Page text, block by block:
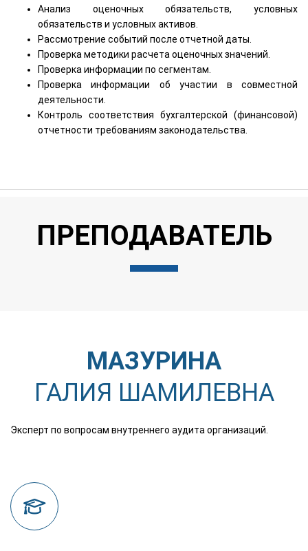
Анализ оценочных обязательств, условных
обязательств и условных активов.
Рассмотрение событий после отчетной даты.
Проверка методики расчета оценочных значений.
Проверка информации по сегментам.
Проверка информации об участии в совместной
деятельности.
Контроль соответствия бухгалтерской (финансовой)
отчетности требованиям законодательства.
ПРЕПОДАВАТЕЛЬ
МАЗУРИНА
ГАЛИЯ ШАМИЛЕВНА
Эксперт по вопросам внутреннего аудита организаций.